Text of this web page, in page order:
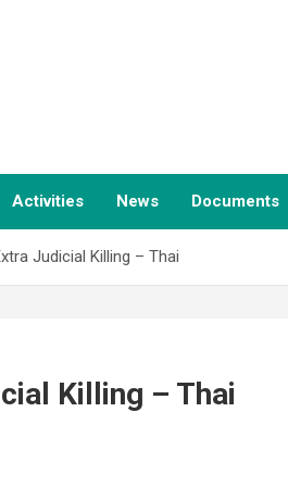
Activities News Documents
Judicial Killing – Thai
Killing – Thai